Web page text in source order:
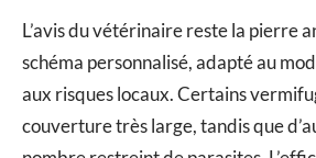
L’avis du vétérinaire reste la pierre
schéma personnalisé, adapté au
aux risques locaux. Certains
couverture très large, tandis que